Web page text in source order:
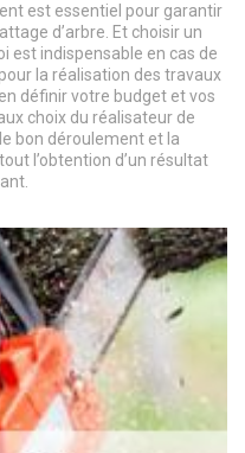
est essentiel pour garantir
d’arbre. Et choisir un
est indispensable en cas de
la réalisation des travaux
définir votre budget et vos
choix du réalisateur de
bon déroulement et la
l’obtention d’un résultat